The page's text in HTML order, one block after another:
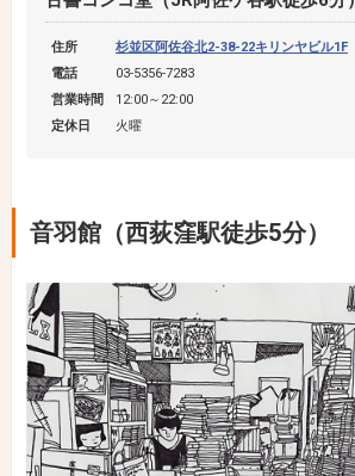
住所
杉並区阿佐谷北2-38-22キリンヤビル1F
電話
03-5356-7283
営業時間
12:00～22:00
定休日
火曜
音羽館（西荻窪駅徒歩5分）